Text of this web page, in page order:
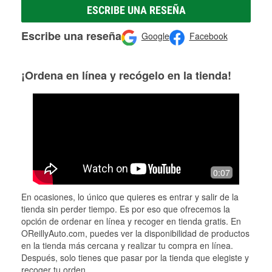
ESCRIBE UNA RESEÑA
Escribe una reseña Google Facebook
¡Ordena en línea y recógelo en la tienda!
0:07
En ocasiones, lo único que quieres es entrar y salir de la
tienda sin perder tiempo. Es por eso que ofrecemos la
opción de ordenar en línea y recoger en tienda gratis. En
OReillyAuto.com, puedes ver la disponibilidad de productos
en la tienda más cercana y realizar tu compra en línea.
Después, solo tienes que pasar por la tienda que elegiste y
recoger tu orden.